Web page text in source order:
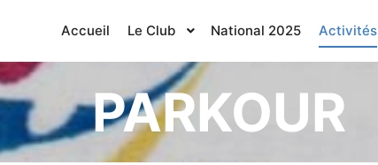
Accueil Le Club National 2025 Activités
PARKOUR